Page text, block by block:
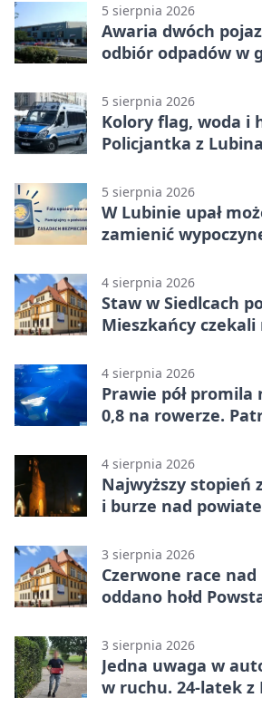
5 sierpnia 2026
Awaria dwóch
odbiór odpadów w
5 sierpnia 2026
Kolory flag, woda i
Policjantka z
5 sierpnia 2026
W Lubinie upał
zamienić
4 sierpnia 2026
Staw w Siedlcach
Mieszkańcy
4 sierpnia 2026
Prawie pół promila
0,8 na rowerze.
4 sierpnia 2026
Najwyższy stopień
i burze nad
3 sierpnia 2026
Czerwone race
oddano hołd
3 sierpnia 2026
Jedna uwaga w
w ruchu. 24-latek z